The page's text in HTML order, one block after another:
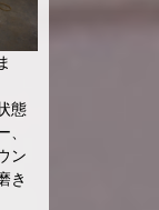
態
、
ン
き